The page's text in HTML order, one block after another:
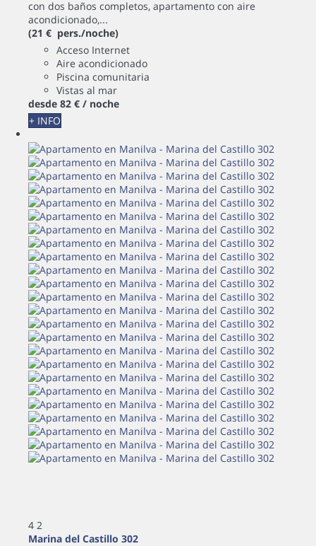
con dos baños completos, apartamento con aire
acondicionado,...
(21 € pers./noche)
Acceso Internet
Aire acondicionado
Piscina comunitaria
Vistas al mar
desde 82 € / noche
+ INFO
4 2
Marina del Castillo 302